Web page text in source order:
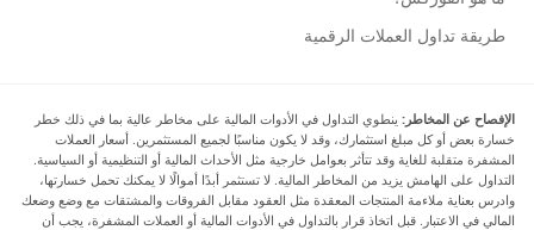
طريقة تداول العملات الرقمية
الإفصاح عن المخاطر: ينطوي التداول في الأدوات المالية على مخاطر عالية بما في ذلك خطر
خسارة بعض أو كل مبلغ استثمارك، وقد لا يكون مناسبًا لجميع المستثمرين. أسعار العملات
المشفرة متقلبة للغاية وقد تتأثر بعوامل خارجية مثل الأحداث المالية أو التنظيمية أو السياسية.
التداول على الهامش يزيد من المخاطر المالية. لا تستثمر أبدًا أموالًا لا يمكنك تحمل خسارتها،
وادرس بعناية ملاءمة المنتجات المعقدة مثل العقود مقابل الفروقات والمشتقات مع وضع وضعك
المالي في الاعتبار. قبل اتخاذ قرار بالتداول في الأدوات المالية أو العملات المشفرة، يجب أن